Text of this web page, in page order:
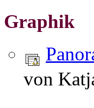
Graphik
von